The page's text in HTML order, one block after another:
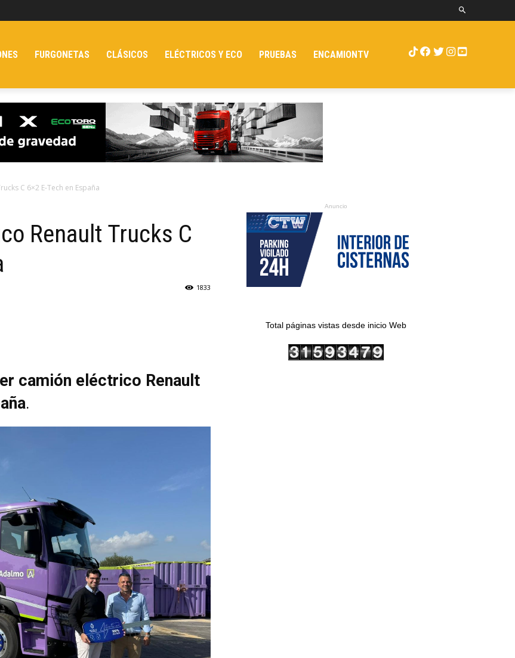
FURGONETAS CLÁSICOS ELÉCTRICOS Y ECO PRUEBAS ENCAMIONTV
C 6×2 E-Tech en España
Renault Trucks C
1833
camión eléctrico Renault
.
Anuncio
Total páginas vistas desde inicio Web